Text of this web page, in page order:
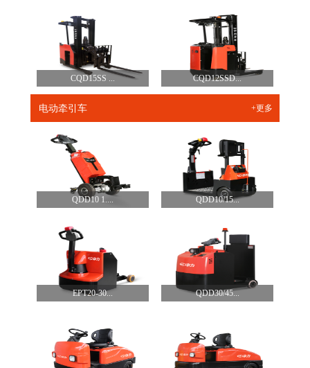
CQD15SS ... CQD12SSD...
电动牵引车 +更多
QDD10 1.... QDD10/15...
EPT20-30... QDD30/45...